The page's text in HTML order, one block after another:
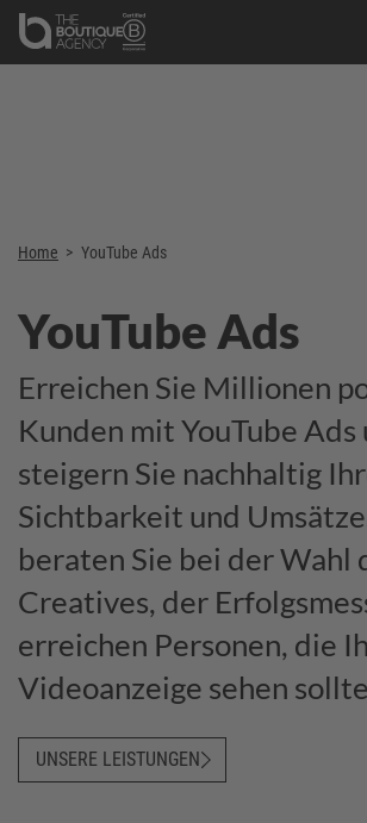
Home > YouTube Ads
YouTube Ads
Erreichen Sie Millionen
Kunden mit YouTube Ads
steigern Sie nachhaltig
Sichtbarkeit und
beraten Sie bei der Wahl
Creatives, der
erreichen Personen, die
Videoanzeige sehen
UNSERE LEISTUNGEN